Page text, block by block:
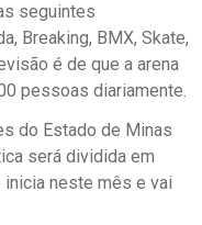
seguintes
Breaking, BMX, Skate,
é de que a arena
pessoas diariamente.
do Estado de Minas
será dividida em
neste mês e vai